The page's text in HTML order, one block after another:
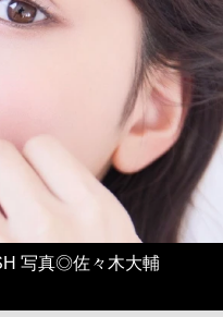
写真◎佐々木大輔